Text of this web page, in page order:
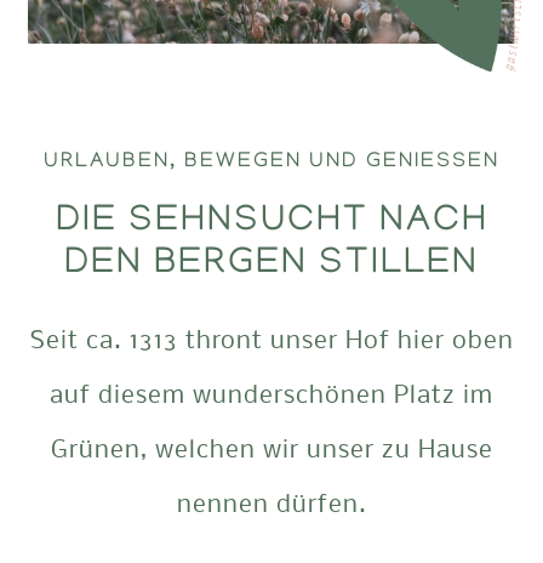
URLAUBEN, BEWEGEN UND GENIESSEN
DIE SEHNSUCHT NACH
DEN BERGEN STILLEN
Seit ca. 1313 thront unser Hof hier oben
auf diesem wunderschönen Platz im
Grünen, welchen wir unser zu Hause
nennen dürfen.